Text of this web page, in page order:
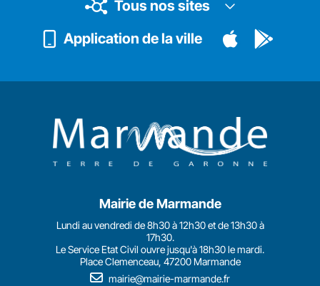
Tous nos sites
Application de la ville
Mairie de Marmande
Lundi au vendredi de 8h30 à 12h30 et de 13h30 à
17h30.
Le Service Etat Civil ouvre jusqu'à 18h30 le mardi.
Place Clemenceau, 47200 Marmande
mairie@mairie-marmande.fr